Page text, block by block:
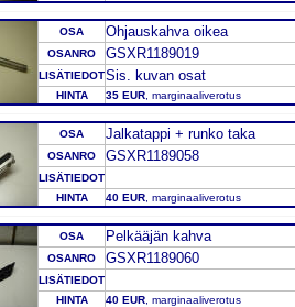
OSA Ohjauskahva oikea
OSANRO GSXR1189019
LISÄTIEDOTSis. kuvan osat
HINTA 35 EUR , marginaaliverotus
OSA Jalkatappi + runko taka
OSANRO GSXR1189058
LISÄTIEDOT
HINTA
40 EUR , marginaaliverotus
OSA Pelkääjän kahva
OSANRO GSXR1189060
LISÄTIEDOT
HINTA
40 EUR , marginaaliverotus